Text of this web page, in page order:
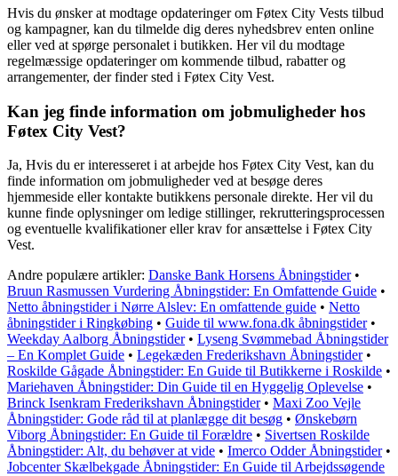
Hvis du ønsker at modtage opdateringer om Føtex City Vests tilbud
og kampagner, kan du tilmelde dig deres nyhedsbrev enten online
eller ved at spørge personalet i butikken. Her vil du modtage
regelmæssige opdateringer om kommende tilbud, rabatter og
arrangementer, der finder sted i Føtex City Vest.
Kan jeg finde information om jobmuligheder hos
Føtex City Vest?
Ja, Hvis du er interesseret i at arbejde hos Føtex City Vest, kan du
finde information om jobmuligheder ved at besøge deres
hjemmeside eller kontakte butikkens personale direkte. Her vil du
kunne finde oplysninger om ledige stillinger, rekrutteringsprocessen
og eventuelle kvalifikationer eller krav for ansættelse i Føtex City
Vest.
Andre populære artikler: Danske Bank Horsens Åbningstider•
Bruun Rasmussen Vurdering Åbningstider: En Omfattende Guide •
Netto åbningstider i Nørre Alslev: En omfattende guide • Netto
åbningstider i Ringkøbing • Guide til www.fona.dk åbningstider•
Weekday Aalborg Åbningstider• Lyseng Svømmebad Åbningstider
– En Komplet Guide • Legekæden Frederikshavn Åbningstider•
Roskilde Gågade Åbningstider: En Guide til Butikkerne i Roskilde •
Mariehaven Åbningstider: Din Guide til en Hyggelig Oplevelse •
Brinck Isenkram Frederikshavn Åbningstider• Maxi Zoo Vejle
Åbningstider: Gode råd til at planlægge dit besøg • Ønskebørn
Viborg Åbningstider: En Guide til Forældre • Sivertsen Roskilde
Åbningstider: Alt, du behøver at vide • Imerco Odder Åbningstider•
Jobcenter Skælbekgade Åbningstider: En Guide til Arbejdssøgende